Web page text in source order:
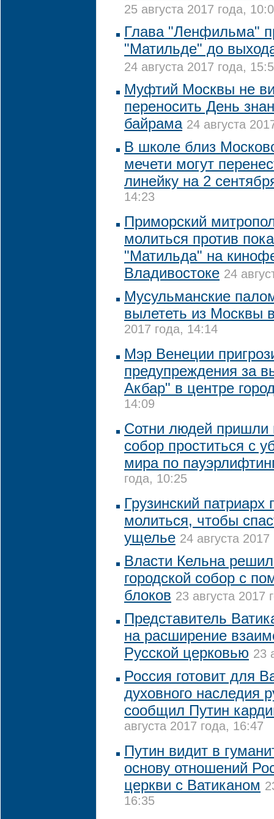
25 августа 2017 года,
Глава "Ленфильма"
"Матильде" до
24 августа 2017 года,
Муфтий Москвы не
переносить День
байрама 24 августа
В школе близ
мечети могут
линейку на 2
14:23
Приморский
молиться против
"Матильда" на
Владивостоке 24
Мусульманские
вылететь из Москвы
2017 года, 14:14
Мэр Венеции
предупреждения за
Акбар" в центре
14:09
Сотни людей пришли
собор проститься с
мира по
года, 10:25
Грузинский патриарх
молиться, чтобы
ущелье 24 августа
Власти Кельна
городской собор с
блоков 23 августа 2017
Представитель
на расширение
Русской церковью 23
Россия готовит для
духовного наследия
сообщил Путин
августа 2017 года, 16:47
Путин видит в
основу отношений
церкви с Ватиканом
16:35